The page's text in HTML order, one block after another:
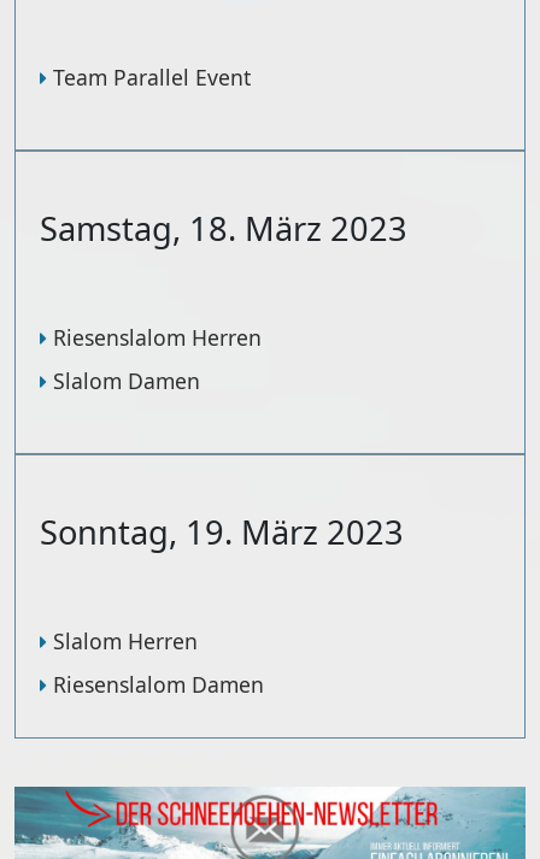
Team Parallel Event
Samstag, 18. März 2023
Riesenslalom Herren
Slalom Damen
Sonntag, 19. März 2023
Slalom Herren
Riesenslalom Damen